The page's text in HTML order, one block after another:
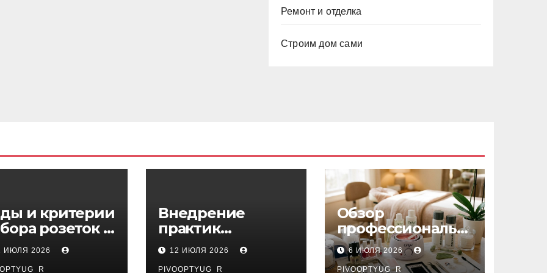
Ремонт и отделка
Строим дом сами
и критерии
розеток и
ИЮЛЯ 2026
Внедрение
практик
управляемого
DevOps в
12 ИЮЛЯ 2026
PIVOOPTYUG_R
Обзор
профессиональн
ых материалов и
инструментов
6 ИЮЛЯ 2026
PIVOOPTYUG_R